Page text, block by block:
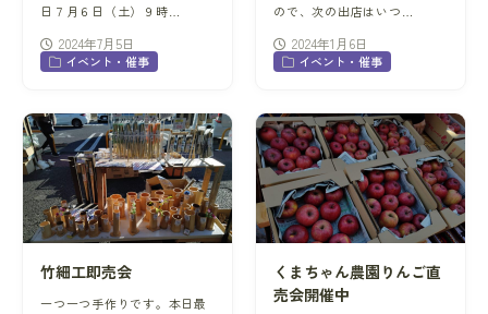
日７月６日（土）９時…
2024年7月5日
イベント・催事
ので、次の出店はいつ…
2024年1月6日
イベント・催事
竹細工即売会
一つ一つ手作りです。本日最
くまちゃん農園りんご直
売会開催中